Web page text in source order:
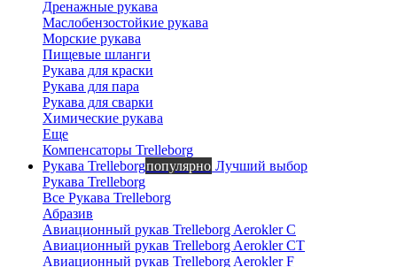
Дренажные рукава
Маслобензостойкие рукава
Морские рукава
Пищевые шланги
Рукава для краски
Рукава для пара
Рукава для сварки
Химические рукава
Еще
Компенсаторы Trelleborg
Рукава Trelleborgпопулярно Лучший выбор
Рукава Trelleborg
Все Рукава Trelleborg
Абразив
Авиационный рукав Trelleborg Aerokler C
Авиационный рукав Trelleborg Aerokler CT
Авиационный рукав Trelleborg Aerokler F
Вероника
онлайн